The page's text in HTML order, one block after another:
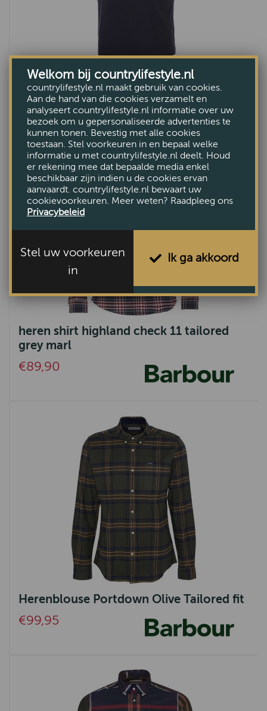
Heren polo Tartan Pique navy
€89,95
heren shirt highland check 11 tailored
grey marl
€89,90
Herenblouse Portdown Olive Tailored fit
€99,95
Welkom bij countrylifestyle.nl
countrylifestyle.nl maakt gebruik van cookies.
Aan de hand van die cookies verzamelt en
analyseert countrylifestyle.nl informatie over uw
bezoek om u gepersonaliseerde advertenties te
kunnen tonen. Bevestig met alle cookies
toestaan. Stel voorkeuren in en bepaal welke
informatie u met countrylifestyle.nl deelt. Houd
er rekening mee dat bepaalde media enkel
beschikbaar zijn indien u de cookies ervan
aanvaardt. countrylifestyle.nl bewaart uw
cookievoorkeuren. Meer weten? Raadpleeg ons
Privacybeleid
Stel uw voorkeuren
in
Ik ga akkoord